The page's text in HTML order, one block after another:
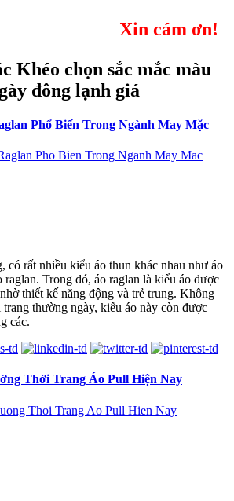
Xin cám ơn!
Khéo chọn sắc mắc màu
đông lạnh giá
Phổ Biến Trong Ngành May Mặc
có rất nhiều kiểu áo thun khác nhau như áo
raglan. Trong đó, áo raglan là kiểu áo được
thiết kế năng động và trẻ trung. Không
thường ngày, kiểu áo này còn được
các.
Thời Trang Áo Pull Hiện Nay